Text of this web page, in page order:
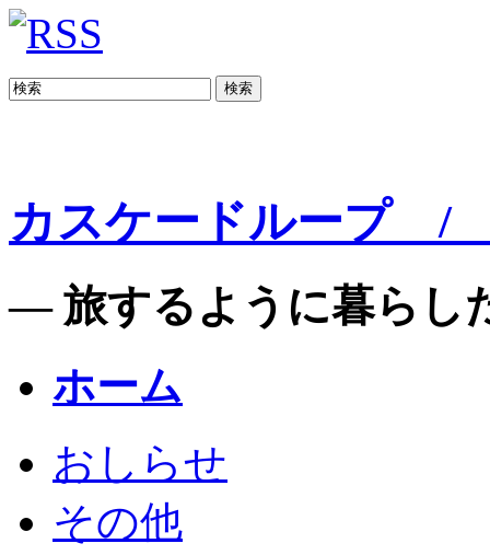
検索
カスケードループ /
— 旅するように暮らし
ホーム
おしらせ
その他